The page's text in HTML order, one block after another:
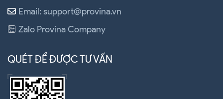
Email: support@provina.vn
Zalo Provina Company
QUÉT ĐỂ ĐƯỢC TƯ VẤN